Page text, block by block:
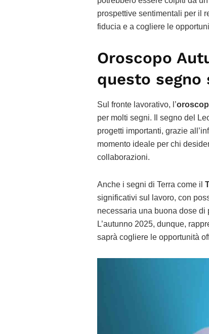
prospettive sentimentali per il
fiducia e a cogliere le
Oroscopo
questo segno
Sul fronte lavorativo, l’
per molti segni. Il segno del
progetti importanti, grazie
momento ideale per chi
collaborazioni.
Anche i segni di Terra come il
significativi sul lavoro, con
necessaria una buona dose
L’autunno 2025, dunque,
saprà cogliere le opportunità